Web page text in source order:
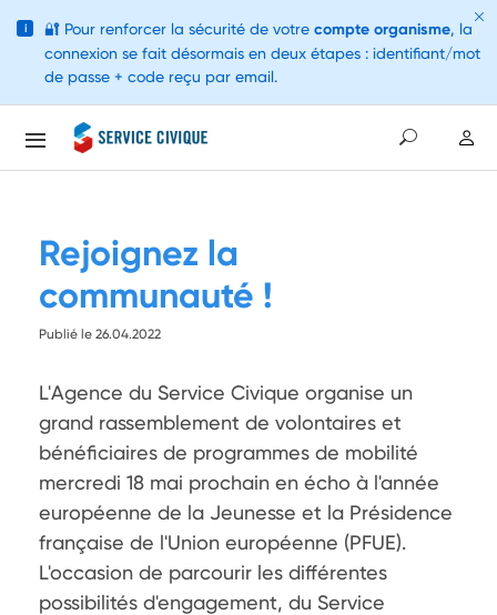
Rejoignez la
communauté !
Publié le 26.04.2022
L'Agence du Service Civique organise un
grand rassemblement de volontaires et
bénéficiaires de programmes de mobilité
mercredi 18 mai prochain en écho à l'année
européenne de la Jeunesse et la Présidence
française de l'Union européenne (PFUE).
L'occasion de parcourir les différentes
possibilités d'engagement, du Service
i 🔐 Pour renforcer la sécurité de votre compte organisme, la
connexion se fait désormais en deux étapes : identifiant/mot
de passe + code reçu par email.